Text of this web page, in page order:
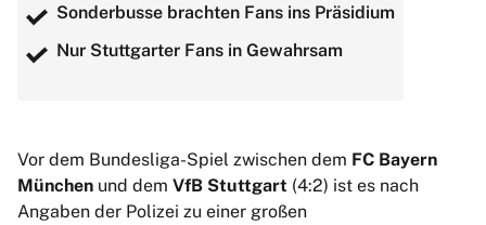
Sonderbusse brachten Fans ins Präsidium
Nur Stuttgarter Fans in Gewahrsam
Vor dem Bundesliga-Spiel zwischen dem FC Bayern
München und dem VfB Stuttgart (4:2) ist es nach
Angaben der Polizei zu einer großen